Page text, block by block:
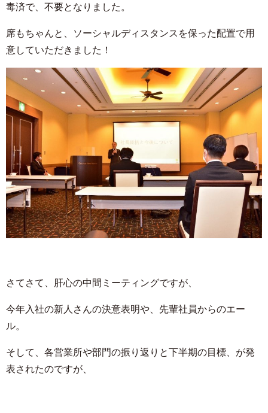
毒済で、不要となりました。
席もちゃんと、ソーシャルディスタンスを保った配置で用
意していただきました！
さてさて、肝心の中間ミーティングですが、
今年入社の新人さんの決意表明や、先輩社員からのエー
ル。
そして、各営業所や部門の振り返りと下半期の目標、が発
表されたのですが、